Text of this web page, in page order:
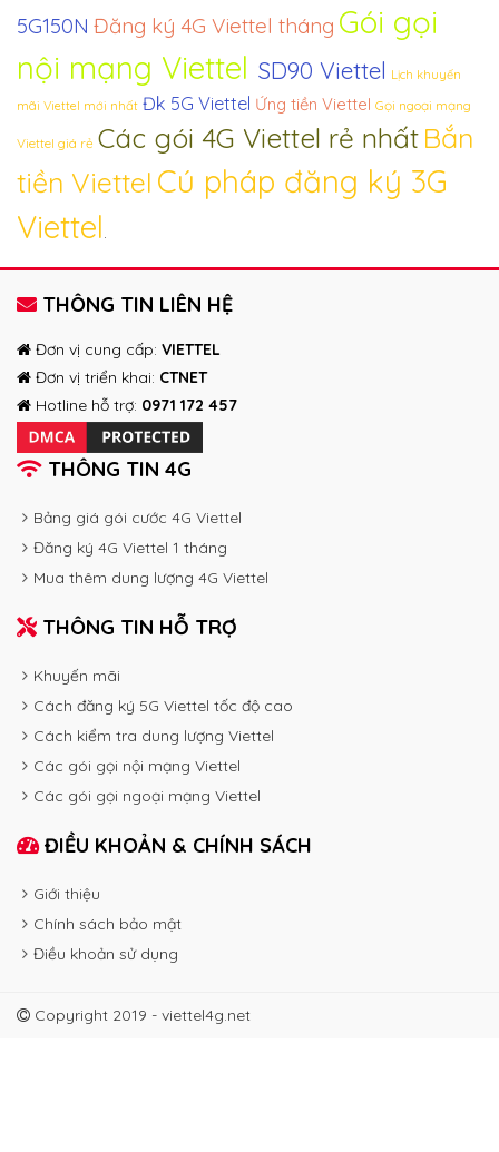
5G150N Đăng ký 4G Viettel tháng Gói gọi
nội mạng Viettel SD90 Viettel Lịch khuyến
mãi Viettel mới nhất Đk 5G Viettel Ứng tiền Viettel Gọi ngoại mạng
Viettel giá rẻ Các gói 4G Viettel rẻ nhất Bắn
tiền Viettel Cú pháp đăng ký 3G
Viettel
THÔNG TIN LIÊN HỆ
Đơn vị cung cấp: VIETTEL
Đơn vị triển khai: CTNET
Hotline hỗ trợ: 0971 172 457
THÔNG TIN 4G
Bảng giá gói cước 4G Viettel
Đăng ký 4G Viettel 1 tháng
Mua thêm dung lượng 4G Viettel
THÔNG TIN HỖ TRỢ
Khuyến mãi
Cách đăng ký 5G Viettel tốc độ cao
Cách kiểm tra dung lượng Viettel
Các gói gọi nội mạng Viettel
Các gói gọi ngoại mạng Viettel
ĐIỀU KHOẢN & CHÍNH SÁCH
Giới thiệu
Chính sách bảo mật
Điều khoản sử dụng
Copyright 2019 - viettel4g.net